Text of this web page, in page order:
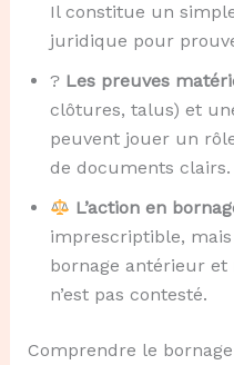
Il constitue un
juridique pour
? Les preuves
clôtures, talus) et
peuvent jouer un
de documents clairs.
L’action en
imprescriptible,
bornage antérieur
n’est pas contesté.
Comprendre le